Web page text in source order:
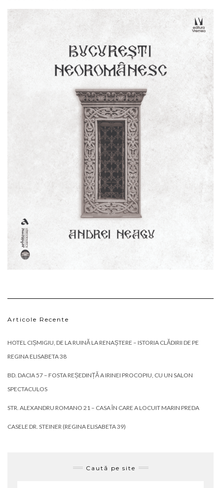
Articole Recente
HOTEL CIȘMIGIU, DE LA RUINĂ LA RENAȘTERE – ISTORIA CLĂDIRII DE PE
REGINA ELISABETA 38
BD. DACIA 57 – FOSTA REȘEDINȚĂ A IRINEI PROCOPIU, CU UN SALON
SPECTACULOS
STR. ALEXANDRU ROMANO 21 – CASA ÎN CARE A LOCUIT MARIN PREDA
CASELE DR. STEINER (REGINA ELISABETA 39)
Caută pe site